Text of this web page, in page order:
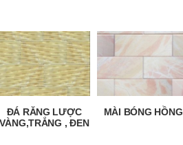
ĐÁ RĂNG LƯỢC
VÀNG,TRẮNG , ĐEN
MÀI BÓNG HỒNG